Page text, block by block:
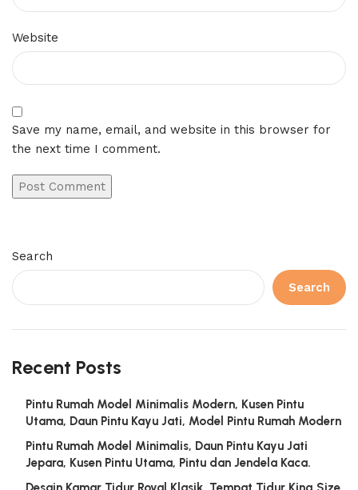
Website
Save my name, email, and website in this browser for
the next time I comment.
Search
Search
Recent Posts
Pintu Rumah Model Minimalis Modern, Kusen Pintu
Utama, Daun Pintu Kayu Jati, Model Pintu Rumah Modern
Pintu Rumah Model Minimalis, Daun Pintu Kayu Jati
Jepara, Kusen Pintu Utama, Pintu dan Jendela Kaca.